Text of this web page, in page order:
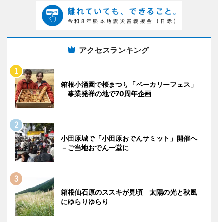
アクセスランキング
箱根小涌園で桜まつり「ベーカリーフェス」
事業発祥の地で70周年企画
小田原城で「小田原おでんサミット」開催へ
－ご当地おでん一堂に
箱根仙石原のススキが見頃 太陽の光と秋風
にゆらりゆらり